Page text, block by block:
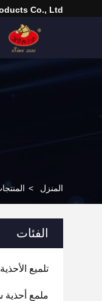
Co., Ltd.
المنزل >
الفئات
تلميع
ملمع أحذية